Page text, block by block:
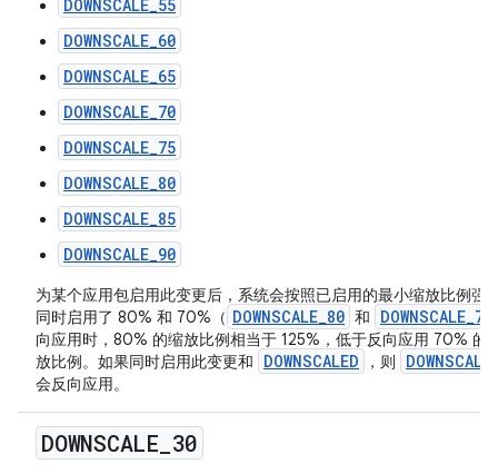
DOWNSCALE_55
DOWNSCALE_60
DOWNSCALE_65
DOWNSCALE_70
DOWNSCALE_75
DOWNSCALE_80
DOWNSCALE_85
DOWNSCALE_90
为某个应用包启用此变更后，系统会按照已启用的最小缩放比例强
同时启用了 80% 和 70%（ DOWNSCALE_80 和 DOWNSCALE_70
向应用时，80% 的缩放比例相当于 125%，低于反向应用 70% 的
放比例。如果同时启用此变更和
DOWNSCALED ，则
会反向应用。
DOWNSCALE 30